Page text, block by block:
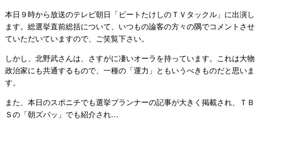
本日９時から放送のテレビ朝日「ビートたけしのＴＶタックル」に出演し
ます。総選挙直前総括について、いつもの論客の方々の隅でコメントさせ
ていただいていますので、ご笑覧下さい。
しかし、北野武さんは、さすがに凄いオーラを持っています。これは大物
政治家にも共通するもので、一種の「運力」ともいうべきものだと思いま
す。
また、本日のスポニチでも選挙プランナーの記事が大きく掲載され、ＴＢ
Ｓの「朝ズバッ」でも紹介され…